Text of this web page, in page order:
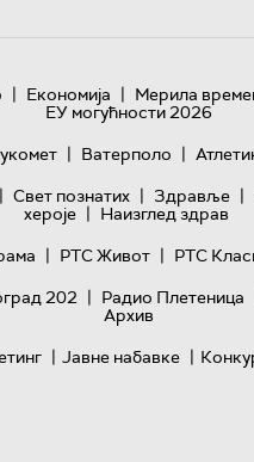
| Економија | Мерила
ЕУ могућности 2026
| Ватерполо |
| Свет познатих | Здравље |
хероје | Наизглед здрав
| РТС Живот | РТС
202 | Радио Плетеница
Архив
| Јавне набавке |